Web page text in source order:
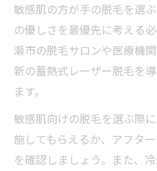
敏感肌の方が手の脱毛を選
の優しさを最優先に考える
瀬市の脱毛サロンや医療機
新の蓄熱式レーザー脱毛を
ます。
敏感肌向けの脱毛を選ぶ際
施してもらえるか、アフタ
を確認しましょう。また、